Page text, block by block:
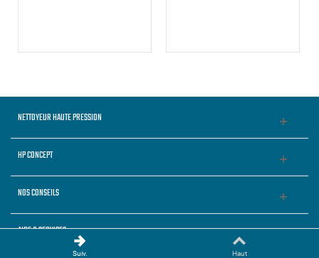
NETTOYEUR HAUTE PRESSION
HP CONCEPT
NOS CONSEILS
AIDE & SERVICES
Suiv. Haut